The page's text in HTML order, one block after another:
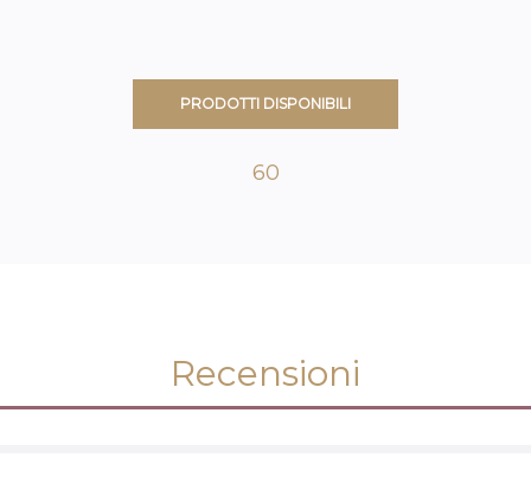
PRODOTTI DISPONIBILI
60
Recensioni